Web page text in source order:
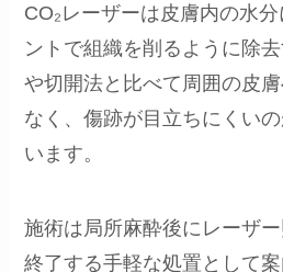
CO₂レーザーは皮膚内の水
ントで組織を削るように除
や切開法と比べて周囲の皮
なく、傷跡が目立ちにくい
います。
施術は局所麻酔後にレーザ
終了する手軽な処置として案